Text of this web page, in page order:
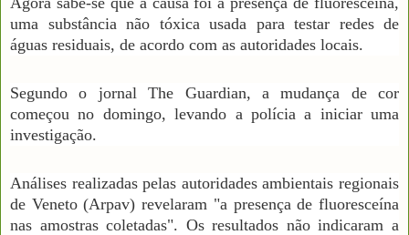
uma substância não tóxica usada para testar redes de
águas residuais, de acordo com as autoridades locais.
Segundo o jornal The Guardian, a mudança de cor
começou no domingo, levando a polícia a iniciar uma
investigação.
Análises realizadas pelas autoridades ambientais regionais
de Veneto (Arpav) revelaram "a presença de fluoresceína
nas amostras coletadas". Os resultados não indicaram a